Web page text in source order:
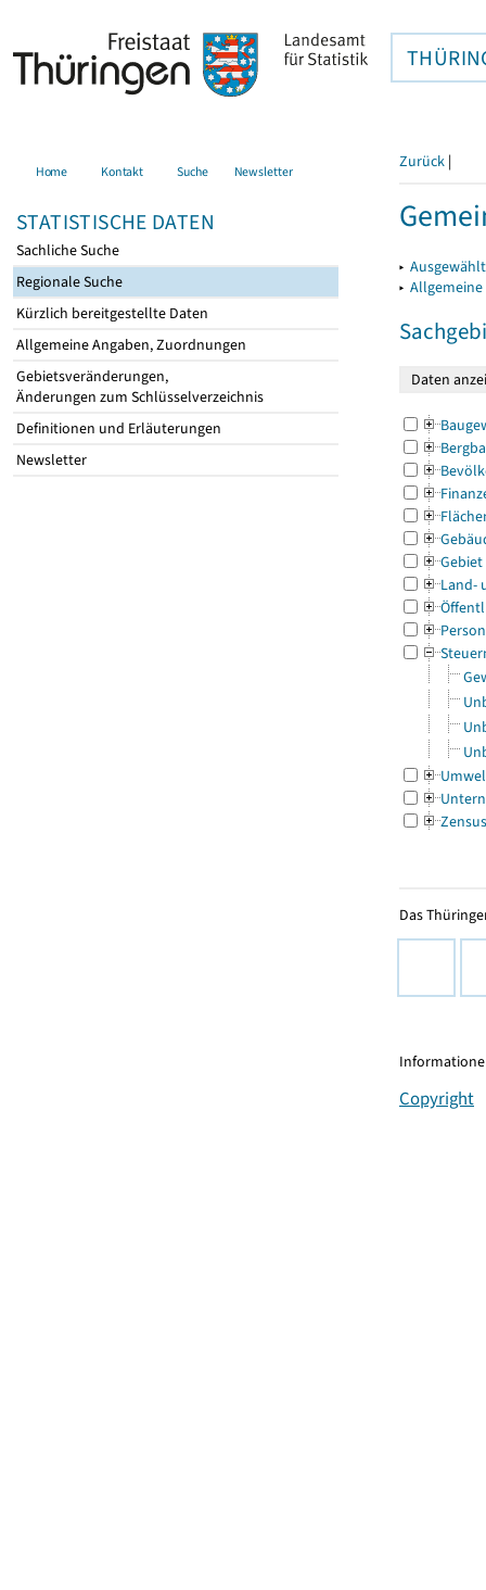
Home Kontakt Suche Newsletter
STATISTISCHE DATEN
Sachliche Suche
Regionale Suche
Kürzlich bereitgestellte Daten
Allgemeine Angaben, Zuordnungen
Gebietsveränderungen,
Änderungen zum Schlüsselverzeichnis
Definitionen und Erläuterungen
Newsletter
Zurück |
▸
▸
Gebiet
Land-
Zensus
Das
Copyright